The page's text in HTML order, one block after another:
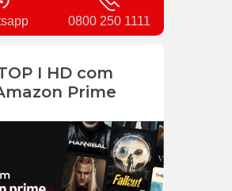
0800 250 1111
I HD com
Prime